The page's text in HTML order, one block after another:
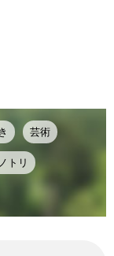
芸術
トリ